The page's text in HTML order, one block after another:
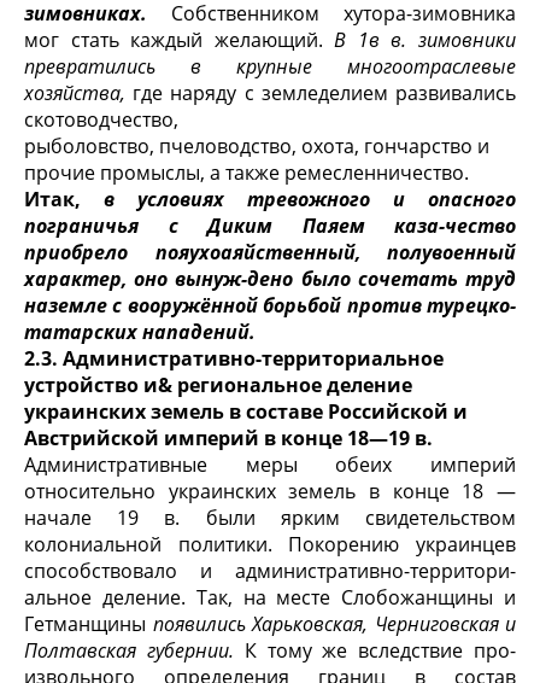
зимовниках. Собственником хутора-зимовника
мог стать каж­дый желающий.В 1в в. зимовники
превратились в крупные многоотрас­левые
хозяйства, где наряду с земледелием развивались
скотоводчество,
рыболовство, пчеловодство, охота, гончарство и
прочие промыслы, а также ремесленничество.
Итак, в условиях тревожного и опасного
пограничья с Диким Паяем каза-чество
приобрело пояухоаяйственный, полувоенный
характер, оно вынуж-дено было сочетать труд
наземле с вооружённой борьбой против турецко-
татарских нападений.
2.3. Административно-территориальное
устройство и& региональное деление
украинских земель в составе Российской и
Австрийской империй в конце 18—19 в.
Административные меры обеих империй
относительно украинских земель в конце 18 —
начале 19 в. были ярким свидетельством
колониальной поли­тики. Покорению украинцев
способствовало и административно-территори­
альное деление. Так, на месте Слобожанщины и
Гетманщины появились Харь­ковская, Черниговская и
Полтавская губернии. К тому же вследствие про­
извольного определения границ в состав